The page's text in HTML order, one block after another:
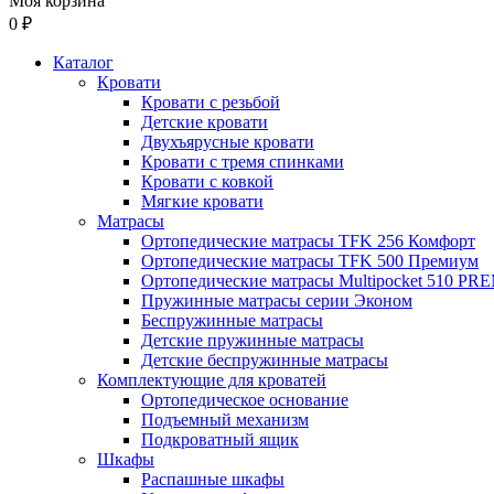
0 ₽
Каталог
Кровати
Кровати с резьбой
Детские кровати
Двухъярусные кровати
Кровати с тремя спинками
Кровати с ковкой
Мягкие кровати
Матрасы
Ортопедические матрасы TFK 256 Комфорт
Ортопедические матрасы TFK 500 Премиум
Ортопедические матрасы Multipocket 510
Пружинные матрасы серии Эконом
Беспружинные матрасы
Детские пружинные матрасы
Детские беспружинные матрасы
Комплектующие для кроватей
Ортопедическое основание
Подъемный механизм
Подкроватный ящик
Шкафы
Распашные шкафы